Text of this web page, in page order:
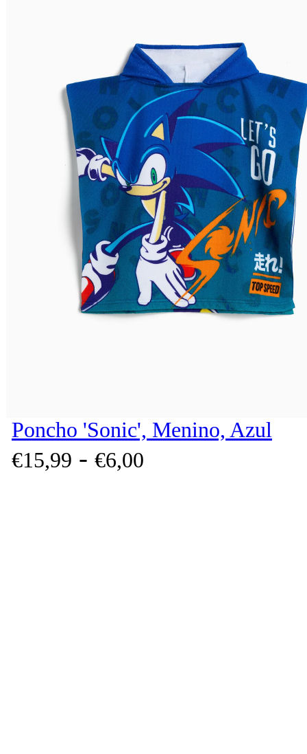
Poncho 'Sonic', Menino, Azul
€15,99 - €6,00